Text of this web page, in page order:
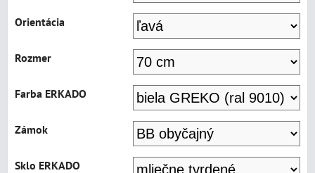
Orientácia
Rozmer
Farba ERKADO
Zámok
Sklo ERKADO